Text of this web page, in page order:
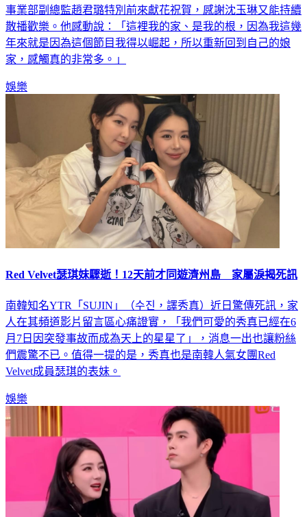
事業部副總監趙君璐特別前來獻花祝賀，感謝沈玉琳又能持續
散播歡樂。他感動說：「這裡我的家、是我的根，因為我這幾
年來就是因為這個節目我得以崛起，所以重新回到自己的娘
家，感觸真的非常多。」
娛樂
Red Velvet瑟琪妹驟逝！12天前才同遊濟州島 家屬淚揭死訊
南韓知名YTR「SUJIN」（수진，譯秀真）近日驚傳死訊，家
人在其頻道影片留言區心痛證實，「我們可愛的秀真已經在6
月7日因突發事故而成為天上的星星了」，消息一出也讓粉絲
們震驚不已。值得一提的是，秀真也是南韓人氣女團Red
Velvet成員瑟琪的表妹。
娛樂